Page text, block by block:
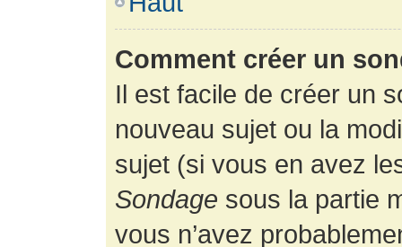
Comment créer un
Il est facile de créer un
nouveau sujet ou la
sujet (si vous en avez
Sondage sous la partie
vous n’avez